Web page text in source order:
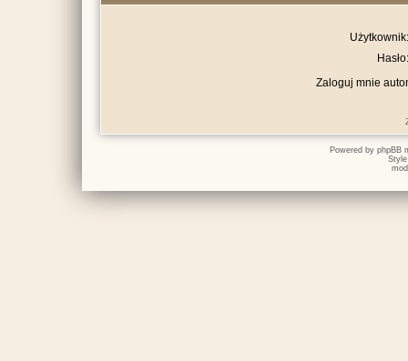
Użytkownik:
Hasło:
Zaloguj mnie
Powered by phpBB